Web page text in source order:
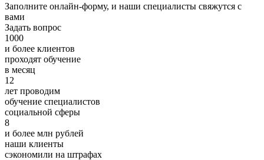
Заполните онлайн-форму, и наши специалисты свяжутся с
вами
Задать вопрос
1000
и более клиентов
проходят обучение
в месяц
12
лет проводим
обучение специалистов
социальной сферы
8
и более млн рублей
наши клиенты
сэкономили на штрафах